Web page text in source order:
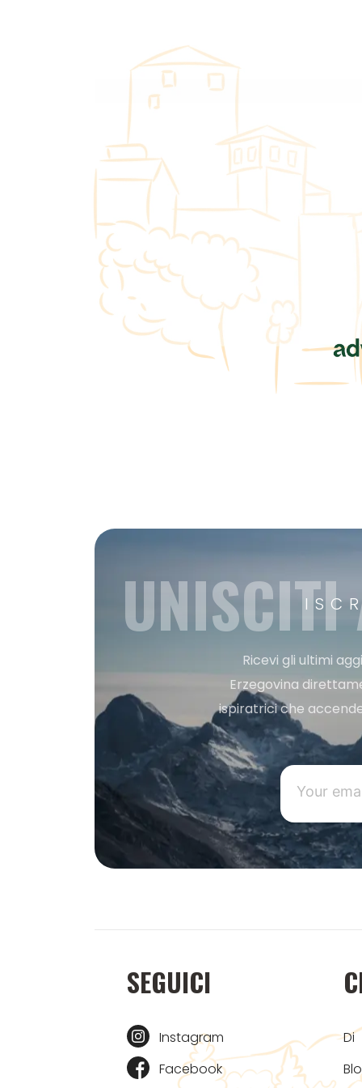
UNISCITI
Ricevi gli ultimi
Erzegovina
ispiratrici che
SEGUICI
Instagram
Facebook
Di